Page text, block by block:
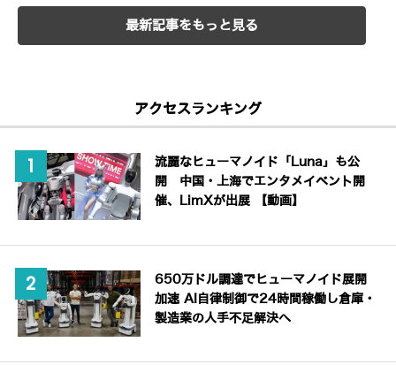
最新記事をもっと見る
アクセスランキング
流麗なヒューマノイド「Luna」も公
開 中国・上海でエンタメイベント開
催、LimXが出展 【動画】
650万ドル調達でヒューマノイド展開
加速 AI自律制御で24時間稼働し倉庫・
製造業の人手不足解決へ